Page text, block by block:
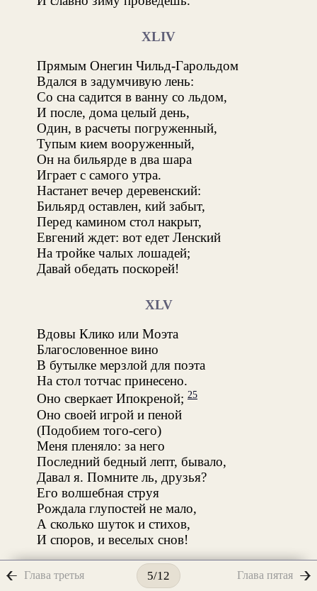
XLIV
Прямым Онегин Чильд-Гарольдом
Вдался в задумчивую лень:
Со сна садится в ванну со льдом,
И после, дома целый день,
Один, в расчеты погруженный,
Тупым кием вооруженный,
Он на бильярде в два шара
Играет с самого утра.
Настанет вечер деревенский:
Бильярд оставлен, кий забыт,
Перед камином стол накрыт,
Евгений ждет: вот едет Ленский
На тройке чалых лошадей;
Давай обедать поскорей!
XLV
Вдовы Клико или Моэта
Благословенное вино
В бутылке мерзлой для поэта
На стол тотчас принесено.
Оно сверкает Ипокреной; 25
Оно своей игрой и пеной
(Подобием того-сего)
Меня пленяло: за него
Последний бедный лепт, бывало,
Давал я. Помните ль, друзья?
Его волшебная струя
Рождала глупостей не мало,
А сколько шуток и стихов,
И споров, и веселых снов!
XLVI
Глава третья 5/12 Глава пятая